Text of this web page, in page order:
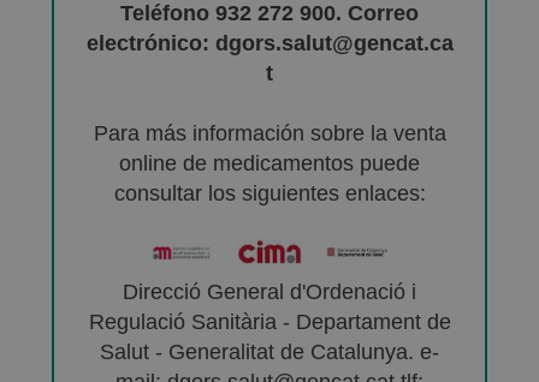
Teléfono 932 272 900. Correo
electrónico: dgors.salut@gencat.ca
t
Para más información sobre la venta
online de medicamentos puede
consultar los siguientes enlaces:
Direcció General d'Ordenació i
Regulació Sanitària - Departament de
Salut - Generalitat de Catalunya. e-